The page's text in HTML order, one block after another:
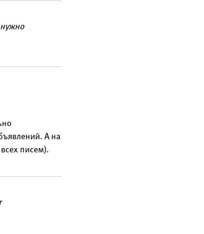
А на
писем).